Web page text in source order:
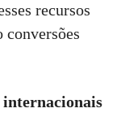
recursos
conversões
internacionais